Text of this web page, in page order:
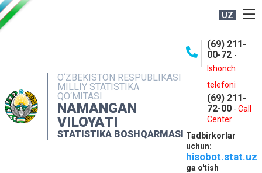
UZ
O‘ZBEKISTON RESPUBLIKASI
MILLIY STATISTIKA
QO‘MITASI
NAMANGAN
VILOYATI
STATISTIKA BOSHQARMASI
(69) 211-
00-72 -
Ishonch
telefoni
(69) 211-
72-00 - Call
Center
Tadbirkorlar
uchun:
hisobot.stat.uz
ga o'tish
NASHRLAR
INTERAKTIV XIZMATLAR
MATBUOT XIZMATI
MUROJAATLAR